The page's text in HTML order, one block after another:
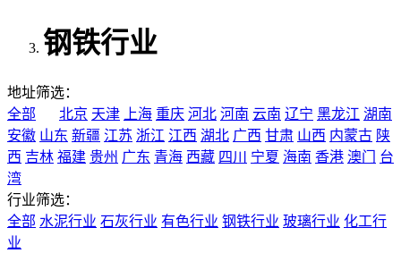
钢铁行业
地址筛选：
全部
北京 天津 上海 重庆 河北 河南 云南 辽宁 黑龙江 湖南
安徽 山东 新疆 江苏 浙江 江西 湖北 广西 甘肃 山西 内蒙古 陕
西 吉林 福建 贵州 广东 青海 西藏 四川 宁夏 海南 香港 澳门
台
湾
行业筛选：
全部 水泥行业 石灰行业 有色行业 钢铁行业 玻璃行业 化工行
业